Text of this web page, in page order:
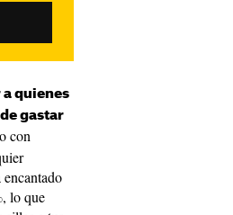
quienes
gastar
con
lo que